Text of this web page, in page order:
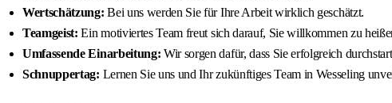
Wertschätzung: Bei uns werden Sie für Ihre Arbeit wirklich geschätzt.
Teamgeist: Ein motiviertes Team freut sich darauf, Sie willkommen zu
Umfassende Einarbeitung: Wir sorgen dafür, dass Sie erfolgreich
Schnuppertag: Lernen Sie uns und Ihr zukünftiges Team in Wesseling